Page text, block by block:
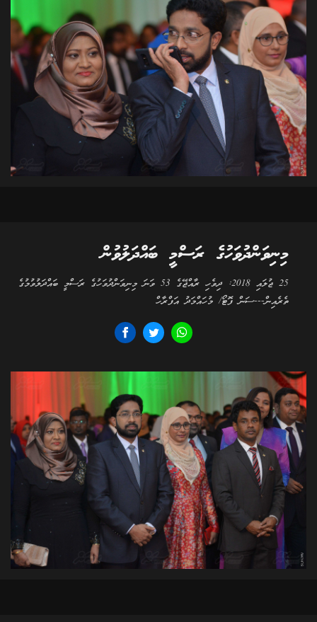
މިނިވަންދުވަހުގެ ރަސްމީ ބައްދަލުވުން
25 ޖުލައި 2018: ދިވެހި ރާއްޖޭގެ 53 ވަނަ މިނިވަންދުވަހުގެ ރަސްމީ ބައްދަލުވުމުގެ
ތެރެއިން---ސަން ފޮޓޯ/ މުހައްމަދު އަފްރާހް